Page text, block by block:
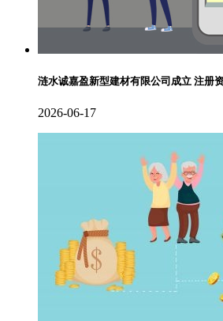
涟水诚嘉盈新型建材有限公司成立 注册
2026-06-17